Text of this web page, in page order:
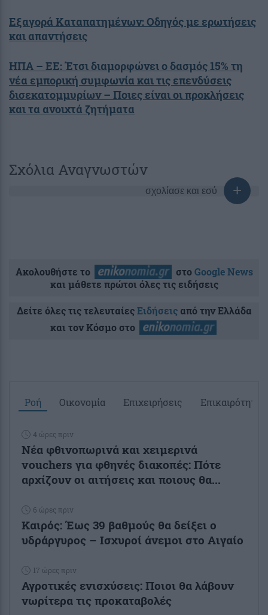
Εξαγορά Καταπατημένων: Οδηγός με ερωτήσεις
και απαντήσεις
ΗΠΑ – ΕΕ: Έτσι διαμορφώνει ο δασμός 15% τη
νέα εμπορική συμφωνία και τις επενδύσεις
δισεκατομμυρίων – Ποιες είναι οι προκλήσεις
και τα ανοιχτά ζητήματα
Σχόλια Αναγνωστών
σχολίασε και εσύ
Ακολουθήστε το στοGoogle News
και μάθετε πρώτοι όλες τις ειδήσεις
Δείτε όλες τις τελευταίεςΕιδήσειςαπό την Ελλάδα
και τον Κόσμο στο
Ροή Οικονομία Επιχειρήσεις Επικαιρότητα
4 ώρες πριν
Νέα φθινοπωρινά και χειμερινά
vouchers για φθηνές διακοπές: Πότε
αρχίζουν οι αιτήσεις και ποιους θα...
6 ώρες πριν
Καιρός: Έως 39 βαθμούς θα δείξει ο
υδράργυρος – Ισχυροί άνεμοι στο Αιγαίο
17 ώρες πριν
Αγροτικές ενισχύσεις: Ποιοι θα λάβουν
νωρίτερα τις προκαταβολές